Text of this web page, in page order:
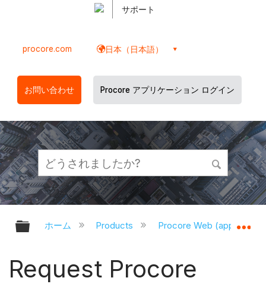
サポート
procore.com 日本（日本語）
お問い合わせ Procore アプリケーション ログイン
グローバル階層を展開/折りたたむ
ホーム Products Procore Web
Request Procore